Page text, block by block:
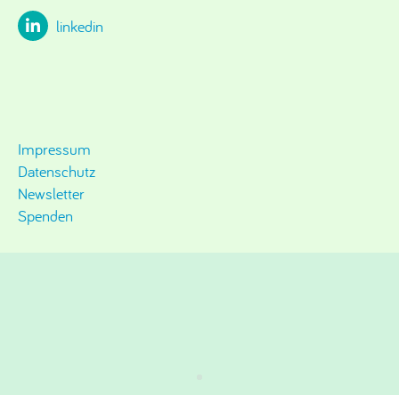
linkedin
Impressum
Datenschutz
Newsletter
Spenden